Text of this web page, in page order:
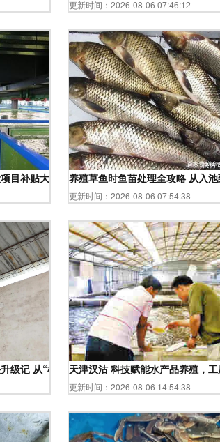
更新时间：2026-08-06 07:46:12
目补贴大全，覆盖农业全产业链与水产品
养殖草鱼时鱼苗处理全攻略 从入
更新时间：2026-08-06 07:54:38
级记 从“模糊之眼”到“智慧之眼”
天津汉沽 科技赋能水产品养殖，
更新时间：2026-08-06 14:54:38